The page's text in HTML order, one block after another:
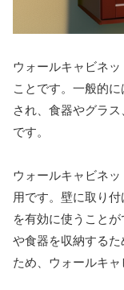
ウォールキャビネ
ことです。一般的
され、食器やグラ
です。
ウォールキャビネ
用です。壁に取り
を有効に使うこと
や食器を収納する
ため、ウォールキャ